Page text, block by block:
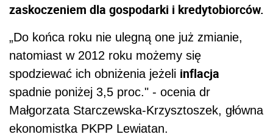
zaskoczeniem dla gospodarki i kredytobiorców.
„Do końca roku nie ulegną one już zmianie,
natomiast w 2012 roku możemy się
spodziewać ich obniżenia jeżeli inflacja
spadnie poniżej 3,5 proc." - ocenia dr
Małgorzata Starczewska-Krzysztoszek, główna
ekonomistka PKPP Lewiatan.